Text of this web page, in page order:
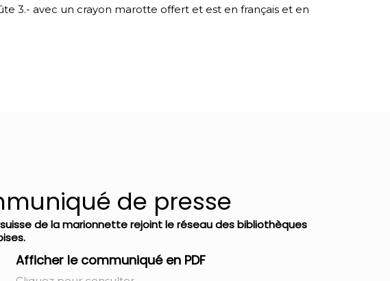
3.- avec un crayon marotte offert et est en français et en
de presse
suisse de la marionnette rejoint le réseau des bibliothèques
Afficher le communiqué en PDF